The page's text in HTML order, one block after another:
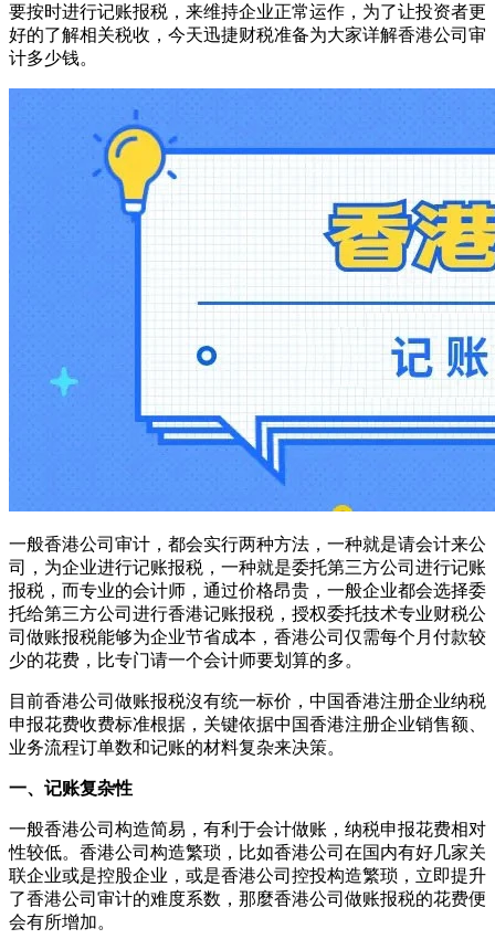
要按时进行记账报税，来维持企业正常运作，为了让投资者更
好的了解相关税收，今天迅捷财税准备为大家详解香港公司审
计多少钱。
一般香港公司审计，都会实行两种方法，一种就是请会计来公
司，为企业进行记账报税，一种就是委托第三方公司进行记账
报税，而专业的会计师，通过价格昂贵，一般企业都会选择委
托给第三方公司进行香港记账报税，授权委托技术专业财税公
司做账报税能够为企业节省成本，香港公司仅需每个月付款较
少的花费，比专门请一个会计师要划算的多。
目前香港公司做账报税沒有统一标价，中国香港注册企业纳税
申报花费收费标准根据，关键依据中国香港注册企业销售额、
业务流程订单数和记账的材料复杂来决策。
一、 记账复杂性
一般香港公司构造简易，有利于会计做账，纳税申报花费相对
性较低。香港公司构造繁琐，比如香港公司在国内有好几家关
联企业或是控股企业，或是香港公司控投构造繁琐，立即提升
了香港公司审计的难度系数，那麼香港公司做账报税的花费便
会有所增加。